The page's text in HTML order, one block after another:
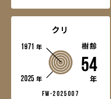
クリ
1971年
2025年
樹齢
54
年
fw-2025007